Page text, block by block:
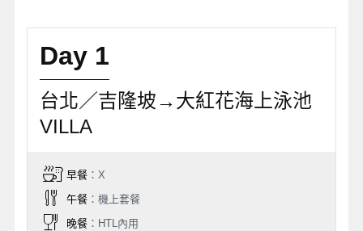
Day 1
台北／吉隆坡→大紅花海上泳池
VILLA
早餐：X
午餐：機上套餐
晚餐：HTL內用